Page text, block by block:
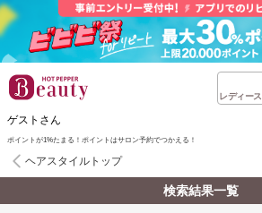
レディース
ゲストさん
ポイントが1%たまる！ポイントはサロン予約でつかえる！
ヘアスタイルトップ
検索結果一覧